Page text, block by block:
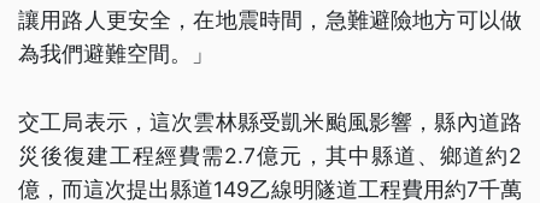
讓用路人更安全，在地震時間，急難避險地方可以做
為我們避難空間。」
交工局表示，這次雲林縣受凱米颱風影響，縣內道路
災後復建工程經費需2.7億元，其中縣道、鄉道約2
億，而這次提出縣道149乙線明隧道工程費用約7千萬